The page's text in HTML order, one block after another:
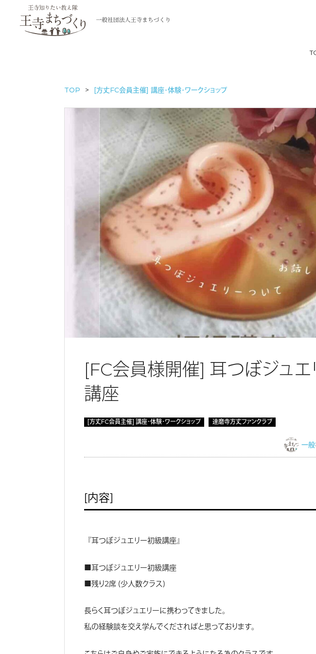
TOP [方丈FC会員主催] 講座・体験・ワークショップ
[FC会員様開催] 耳つぼジュエ
講座
[方丈FC会員主催] 講座・体験・ワークショップ 達磨寺方丈ファンクラブ
一般
［内容］
『耳つぼジュエリー初級講座』
■耳つぼジュエリー初級講座
■残り2席 （少人数クラス）
長らく耳つぼジュエリーに携わってきました。
私の経験談を交え学んでくださればと思っております。